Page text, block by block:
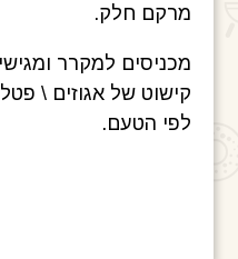
מרקם חלק.
מכניסים למקרר
קישוט של אגוזים \
לפי הטעם.